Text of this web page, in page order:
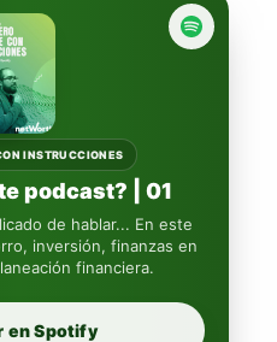
INSTRUCCIONES
podcast? | 01
de hablar... En este
inversión, finanzas en
financiera.
en Spotify